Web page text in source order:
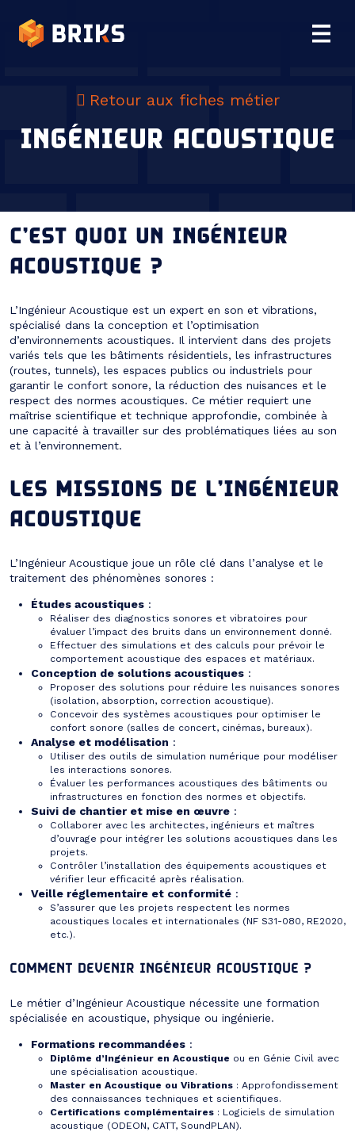
Retour aux fiches métier
INGÉNIEUR ACOUSTIQUE
C’EST QUOI UN INGÉNIEUR
ACOUSTIQUE ?
L’Ingénieur Acoustique est un expert en son et vibrations,
spécialisé dans la conception et l’optimisation
d’environnements acoustiques. Il intervient dans des projets
variés tels que les bâtiments résidentiels, les infrastructures
(routes, tunnels), les espaces publics ou industriels pour
garantir le confort sonore, la réduction des nuisances et le
respect des normes acoustiques. Ce métier requiert une
maîtrise scientifique et technique approfondie, combinée à
une capacité à travailler sur des problématiques liées au son
et à l’environnement.
LES MISSIONS DE L’INGÉNIEUR
ACOUSTIQUE
L’Ingénieur Acoustique joue un rôle clé dans l’analyse et le
traitement des phénomènes sonores :
Études acoustiques :
Réaliser des diagnostics sonores et vibratoires pour
évaluer l’impact des bruits dans un environnement donné.
Effectuer des simulations et des calculs pour prévoir le
comportement acoustique des espaces et matériaux.
Conception de solutions acoustiques :
Proposer des solutions pour réduire les nuisances sonores
(isolation, absorption, correction acoustique).
Concevoir des systèmes acoustiques pour optimiser le
confort sonore (salles de concert, cinémas, bureaux).
Analyse et modélisation :
Utiliser des outils de simulation numérique pour modéliser
les interactions sonores.
Évaluer les performances acoustiques des bâtiments ou
infrastructures en fonction des normes et objectifs.
Suivi de chantier et mise en œuvre :
Collaborer avec les architectes, ingénieurs et maîtres
d’ouvrage pour intégrer les solutions acoustiques dans les
projets.
Contrôler l’installation des équipements acoustiques et
vérifier leur efficacité après réalisation.
Veille réglementaire et conformité :
S’assurer que les projets respectent les normes
acoustiques locales et internationales (NF S31-080, RE2020,
etc.).
COMMENT DEVENIR INGÉNIEUR ACOUSTIQUE ?
Le métier d’Ingénieur Acoustique nécessite une formation
spécialisée en acoustique, physique ou ingénierie.
Formations recommandées :
Diplôme d’Ingénieur en Acoustique ou en Génie Civil avec
une spécialisation acoustique.
Master en Acoustique ou Vibrations : Approfondissement
des connaissances techniques et scientifiques.
Certifications complémentaires : Logiciels de simulation
acoustique (ODEON, CATT, SoundPLAN).